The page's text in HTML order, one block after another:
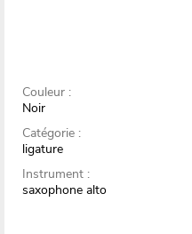
Couleur :
Noir
Catégorie :
ligature
Instrument :
saxophone alto